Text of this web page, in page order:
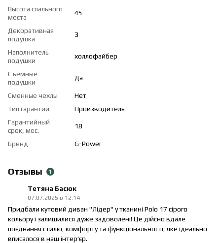
Высота спального
места
45
Декоративная
подушка
3
Наполнитель
подушки
холлофайбер
Съемные
подушки
Да
Сменные чехлы
Нет
Тип гарантии
Производитель
Гарантийный
срок, мес.
18
Бренд G-Power
Отзывы 1
Тетяна Басюк
07.07.2025 в 12:14
Придбали кутовий диван "Лідер" у тканині Polo 17 сірого
кольору і залишилися дуже задоволені! Це дійсно вдале
поєднання стилю, комфорту та функціональності, яке ідеально
вписалося в наш інтер'єр.